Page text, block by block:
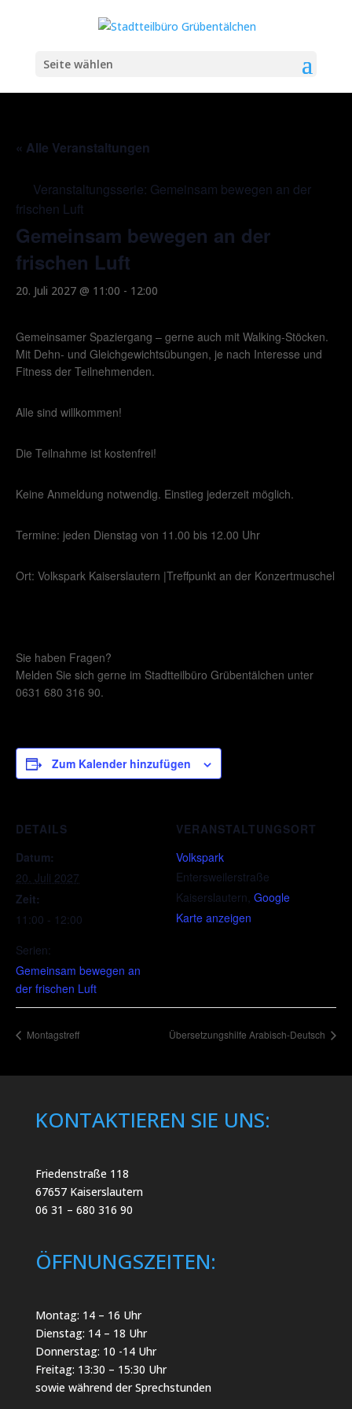
Seite wählen
« Alle Veranstaltungen
Veranstaltungsserie: Gemeinsam bewegen an der
frischen Luft
Gemeinsam bewegen an der
frischen Luft
20. Juli 2027 @ 11:00 - 12:00
Gemeinsamer Spaziergang – gerne auch mit Walking-Stöcken.
Mit Dehn- und Gleichgewichtsübungen, je nach Interesse und
Fitness der Teilnehmenden.
Alle sind willkommen!
Die Teilnahme ist kostenfrei!
Keine Anmeldung notwendig. Einstieg jederzeit möglich.
Termine: jeden Dienstag von 11.00 bis 12.00 Uhr
Ort: Volkspark Kaiserslautern |Treffpunkt an der Konzertmuschel
Sie haben Fragen?
Melden Sie sich gerne im Stadtteilbüro Grübentälchen unter
0631 680 316 90.
Zum Kalender hinzufügen
DETAILS
Datum:
20. Juli 2027
Zeit:
11:00 - 12:00
Serien:
Gemeinsam bewegen an
der frischen Luft
VERANSTALTUNGSORT
Volkspark
Entersweilerstraße
Kaiserslautern, Google
Karte anzeigen
Montagstreff Übersetzungshilfe Arabisch-Deutsch
KONTAKTIEREN SIE UNS:
Friedenstraße 118
67657 Kaiserslautern
06 31 – 680 316 90
ÖFFNUNGSZEITEN:
Montag: 14 – 16 Uhr
Dienstag: 14 – 18 Uhr
Donnerstag: 10 -14 Uhr
Freitag: 13:30 – 15:30 Uhr
sowie während der Sprechstunden